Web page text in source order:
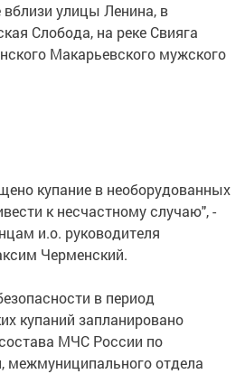
улицы Ленина, в
Слобода, на реке Свияга
Макарьевского мужского
купание в необорудованных
к несчастному случаю", -
и.о. руководителя
Черменский.
в период
купаний запланировано
МЧС России по
межмуниципального отдела